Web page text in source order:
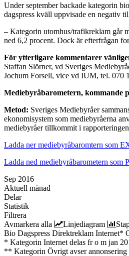
Under september backade kategorin
dagspress kväll uppvisade en negativ
– Kategorin utomhus/trafikreklam går
ned 6,2 procent. Dock är efterfrågan
För ytterligare kommentarer
Staffan Slörner, vd Sveriges
Jochum Forsell, vice vd IUM, tel. 070
Mediebyråbarometern, kommande
Metod: Sveriges Mediebyråer
ekonomisystem som mediebyråerna
mediebyråer tillkommit i
Ladda ner mediebyråbaromtern som
Ladda ned mediebyråbarometern som
Sep 2016
Aktuell månad
Delar
Statistik
Filtrera
Avmarkera alla
Linjediagram
Bio Dagspress Direktreklam Internet*
* Kategorin Internet delas fr o m jan
** Kategorin Övrigt avser